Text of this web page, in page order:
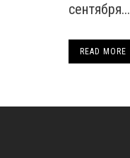
сентября...
READ MORE